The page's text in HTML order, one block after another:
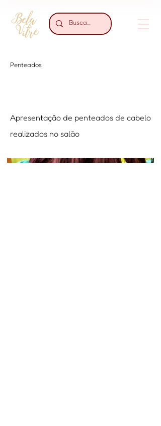
Penteados
Apresentação de penteados de cabelo
realizados no salão